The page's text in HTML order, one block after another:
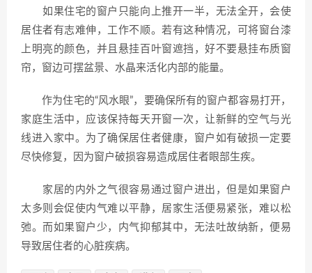
如果住宅的窗户只能向上推开一半，无法全开，会使
居住者有志难伸，工作不顺。若有这种情况，可将窗台漆
上明亮的颜色，并且悬挂百叶窗遮挡，好不要悬挂布质窗
帘，窗边可摆盆景、水晶来活化内部的能量。
作为住宅的“风水眼”，要确保所有的窗户都容易打开，
家庭生活中，应该保持每天开窗一次，让新鲜的空气与光
线进入家中。为了确保居住者健康，窗户如有破损一定要
尽快修复，因为窗户破损容易造成居住者眼部生疾。
家居的内外之气很容易通过窗户进出，但是如果窗户
太多则会促使内气难以平静，居家生活便易紧张，难以松
弛。而如果窗户少，内气抑郁其中，无法吐故纳新，便易
导致居住者的心脏疾病。